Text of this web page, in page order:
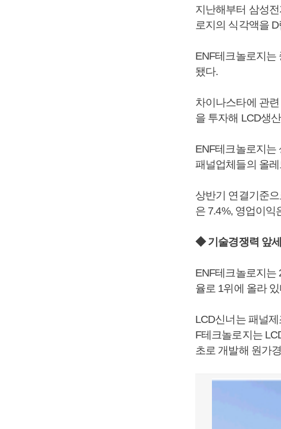
지난해부터 삼성
로지의 식각액을
ENF테크놀로지는
됐다.
차이나스타에 관
을 투자해 LCD생
ENF테크놀로지는
패널업체들의 올
상반기 연결기준
은 7.4%, 영업이익
◆ 기술경쟁력 앞
ENF테크놀로지는
율로 1위에 올라
LCD신너는 패널
F테크놀로지는
초로 개발해 원가